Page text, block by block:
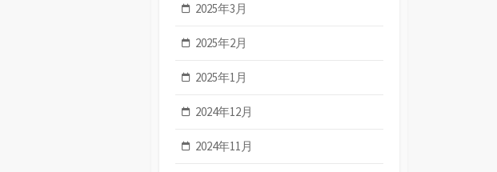
2025年3月
2025年2月
2025年1月
2024年12月
2024年11月